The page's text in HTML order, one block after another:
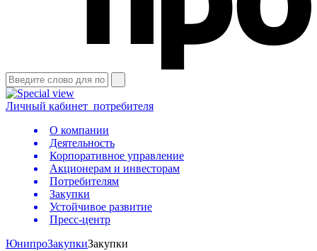
Личный кабинет потребителя
О компании
Деятельность
Корпоративное управление
Акционерам и инвесторам
Потребителям
Закупки
Устойчивое развитие
Пресс-центр
ЮнипроЗакупкиЗакупки